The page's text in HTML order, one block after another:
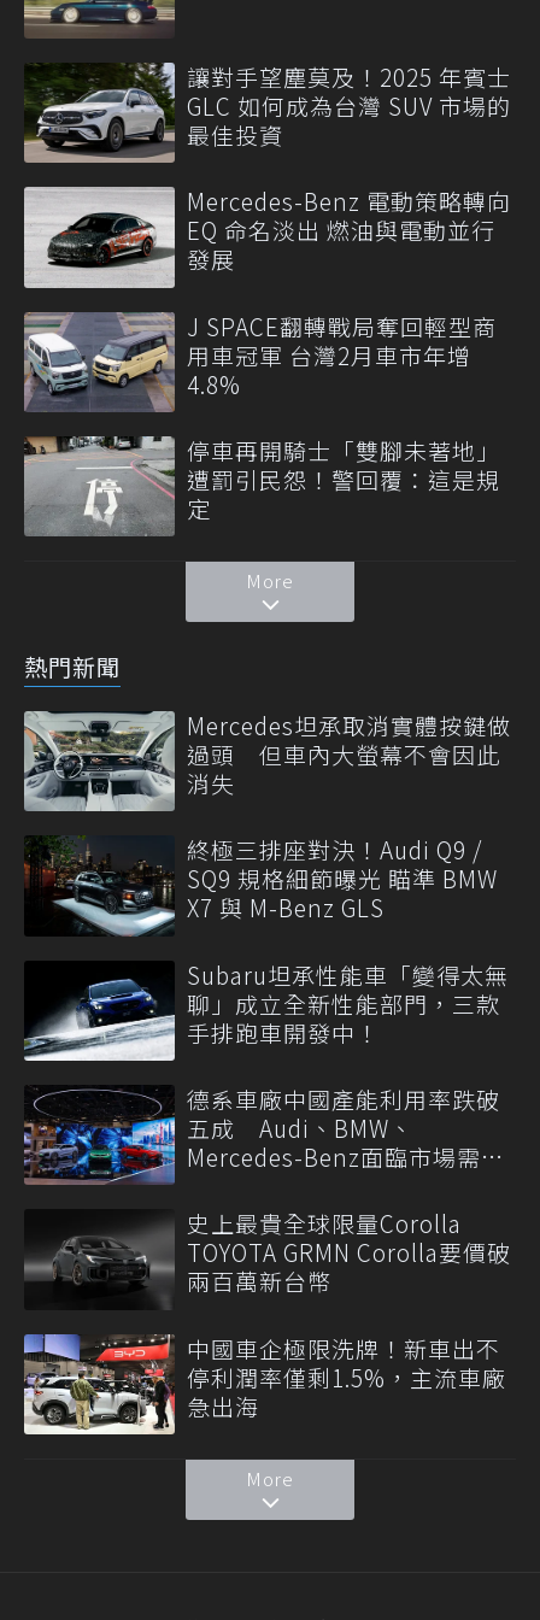
讓對手望塵莫及！2025 年賓士
GLC 如何成為台灣 SUV 市場的
最佳投資
Mercedes-Benz 電動策略轉向
EQ 命名淡出 燃油與電動並行
發展
J SPACE翻轉戰局奪回輕型商
用車冠軍 台灣2月車市年增
4.8%
停車再開騎士「雙腳未著地」
遭罰引民怨！警回覆：這是規
定
More
熱門新聞
Mercedes坦承取消實體按鍵做
過頭 但車內大螢幕不會因此
消失
終極三排座對決！Audi Q9 /
SQ9 規格細節曝光 瞄準 BMW
X7 與 M-Benz GLS
Subaru坦承性能車「變得太無
聊」成立全新性能部門，三款
手排跑車開發中！
德系車廠中國產能利用率跌破
五成 Audi、BMW、
Mercedes-Benz面臨市場需求
史上最貴全球限量Corolla
TOYOTA GRMN Corolla要價破
兩百萬新台幣
中國車企極限洗牌！新車出不
停利潤率僅剩1.5%，主流車廠
急出海
More